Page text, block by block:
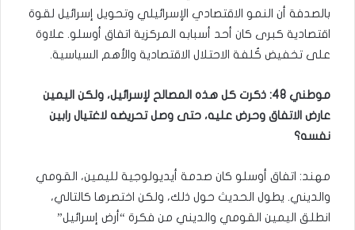
بالصدفة أن النمو الاقتصادي الإسرائيلي وتحويل إسرائيل لقوة
اقتصادية كبرى كان أحد أسبابه المركزية اتفاق أوسلو. علاوة
على تخفيض كُلفة الاحتلال الاقتصادية والأهم السياسية.
موطني 48: ذكرت كل هذه المصالح لإسرائيل، ولكن اليمين
عارض الاتفاق وحرض عليه، حتى وصل تحريضه لاغتيال رابين
نفسه؟
مهند: اتفاق أوسلو كان صدمة أيديولوجية لليمين، القومي
والديني. يطول الحديث حول ذلك، ولكن اختصرها كالتالي،
انطلق اليمين القومي والديني من فكرة “أرض إسرائيل”